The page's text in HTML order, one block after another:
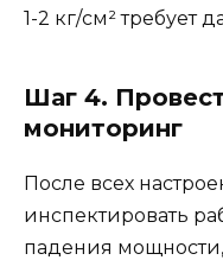
1-2 кг/см² требует
Шаг 4.
мониторинг
После всех
инспектировать
падения